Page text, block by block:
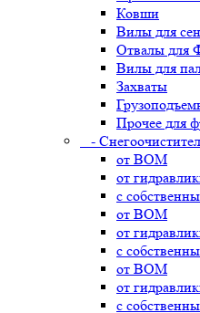
Ковши
Вилы для
Отвалы для
Вилы для
Захваты
Прочее для
-
от ВОМ
от
с
от ВОМ
от
с
от ВОМ
от
с